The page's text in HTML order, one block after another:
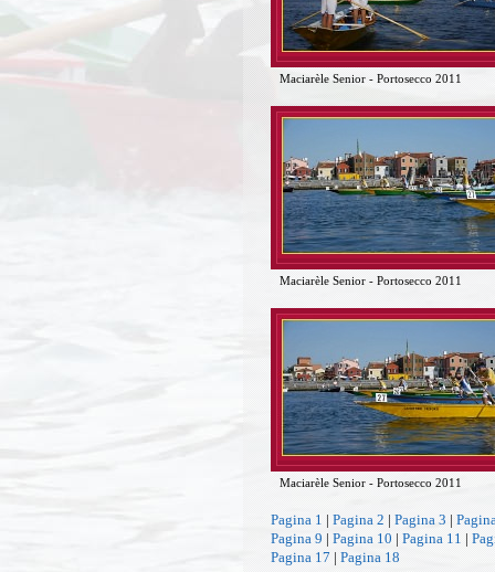
Maciarèle Senior - Portosecco 2011
Maciarèle Senior - Portosecco 2011
Maciarèle Senior - Portosecco 2011
Pagina 1 | Pagina 2 | Pagina 3 |
Pagina 9 | Pagina 10 | Pagina 11 |
Pagina 17 | Pagina 18